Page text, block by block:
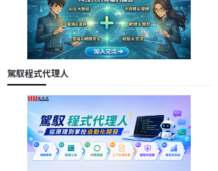
駕馭程式代理人